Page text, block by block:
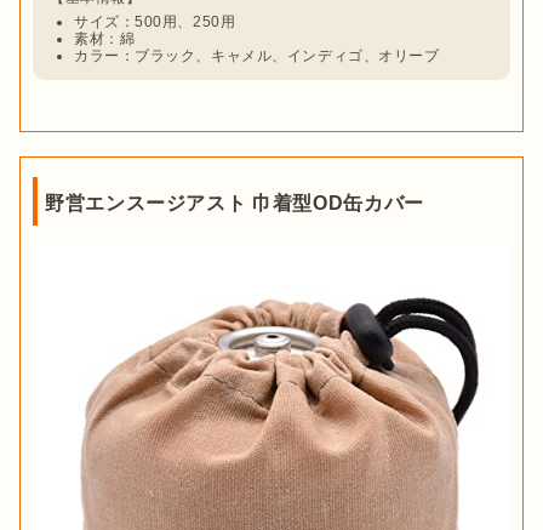
サイズ：500用、250用
素材：綿
カラー：ブラック、キャメル、インディゴ、オリーブ
野営エンスージアスト 巾着型OD缶カバー